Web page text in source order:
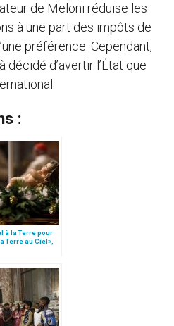
de Meloni réduise les
à une part des impôts de
préférence. Cependant,
décidé d’avertir l’État que
:
à la Terre pour
Terre au Ciel»,